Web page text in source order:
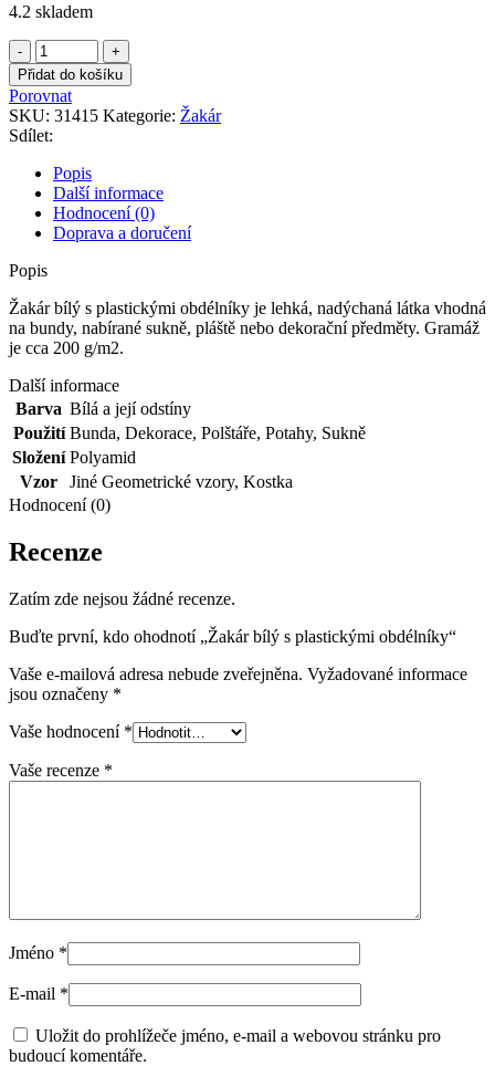
4.2 skladem
Žakár
bílý
s
plastickými
obdélníky
množství
Přidat do košíku
Porovnat
SKU: 31415 Kategorie: Žakár
Sdílet:
Popis
Další informace
Hodnocení (0)
Doprava a doručení
Popis
Žakár bílý s plastickými obdélníky je lehká, nadýchaná látka vhodná
na bundy, nabírané sukně, pláště nebo dekorační předměty. Gramáž
je cca 200 g/m2.
Další informace
Barva Bílá a její odstíny
Použití Bunda, Dekorace, Polštáře, Potahy, Sukně
Složení Polyamid
Vzor
Jiné Geometrické vzory, Kostka
Hodnocení (0)
Recenze
Zatím zde nejsou žádné recenze.
Buďte první, kdo ohodnotí „Žakár bílý s plastickými obdélníky“
Vaše e-mailová adresa nebude zveřejněna. Vyžadované informace
jsou označeny *
Vaše hodnocení *
Vaše recenze *
Jméno *
E-mail *
Uložit do prohlížeče jméno, e-mail a webovou stránku pro
budoucí komentáře.